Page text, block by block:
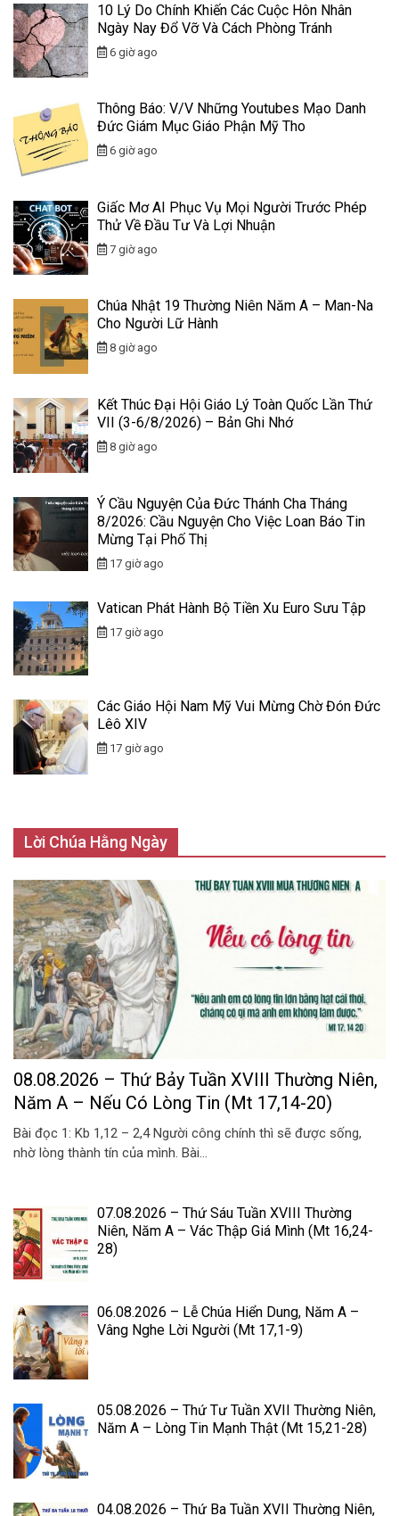
10 Lý Do Chính Khiến Các Cuộc Hôn Nhân
Ngày Nay Đổ Vỡ Và Cách Phòng Tránh
6 giờ ago
Thông Báo: V/v Những Youtubes Mạo Danh
Đức Giám Mục Giáo Phận Mỹ Tho
6 giờ ago
Giấc Mơ AI Phục Vụ Mọi Người Trước Phép
Thử Về Đầu Tư Và Lợi Nhuận
7 giờ ago
Chúa Nhật 19 Thường Niên Năm A – Man-Na
Cho Người Lữ Hành
8 giờ ago
Kết Thúc Đại Hội Giáo Lý Toàn Quốc Lần Thứ
VII (3-6/8/2026) – Bản Ghi Nhớ
8 giờ ago
Ý Cầu Nguyện Của Đức Thánh Cha Tháng
8/2026: Cầu Nguyện Cho Việc Loan Báo Tin
Mừng Tại Phố Thị
17 giờ ago
Vatican Phát Hành Bộ Tiền Xu Euro Sưu Tập
17 giờ ago
Các Giáo Hội Nam Mỹ Vui Mừng Chờ Đón Đức
Lêô XIV
17 giờ ago
Lời Chúa Hằng Ngày
08.08.2026 – Thứ Bảy Tuần XVIII Thường Niên,
Năm A – Nếu Có Lòng Tin (Mt 17,14-20)
Bài đọc 1: Kb 1,12 – 2,4 Người công chính thì sẽ được sống,
nhờ lòng thành tín của mình. Bài...
07.08.2026 – Thứ Sáu Tuần XVIII Thường
Niên, Năm A – Vác Thập Giá Mình (Mt 16,24-
28)
06.08.2026 – Lễ Chúa Hiển Dung, Năm A –
Vâng Nghe Lời Người (Mt 17,1-9)
05.08.2026 – Thứ Tư Tuần XVII Thường Niên,
Năm A – Lòng Tin Mạnh Thật (Mt 15,21-28)
04.08.2026 – Thứ Ba Tuần XVII Thường Niên,